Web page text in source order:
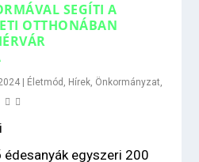
SEGÍTI A
OTTHONÁBAN
Életmód , Hírek, Önkormányzat,
egyszeri 200